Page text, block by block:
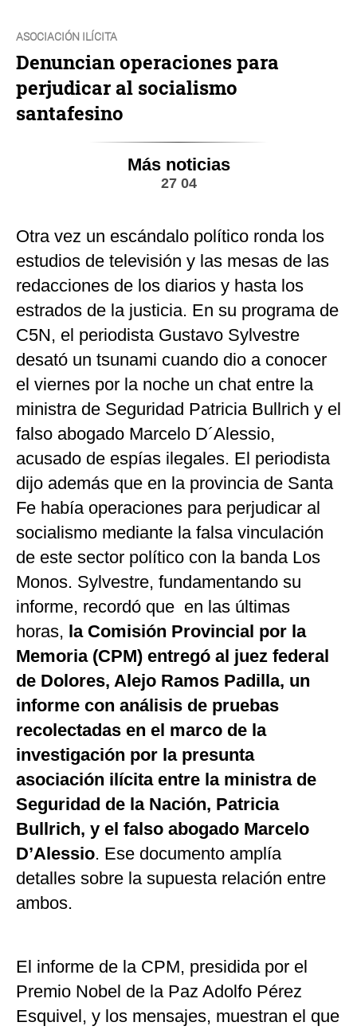
ASOCIACIÓN ILÍCITA
Denuncian operaciones para
perjudicar al socialismo
santafesino
Más noticias
27 04
Otra vez un escándalo político ronda los
estudios de televisión y las mesas de las
redacciones de los diarios y hasta los
estrados de la justicia. En su programa de
C5N, el periodista Gustavo Sylvestre
desató un tsunami cuando dio a conocer
el viernes por la noche un chat entre la
ministra de Seguridad Patricia Bullrich y el
falso abogado Marcelo D´Alessio,
acusado de espías ilegales. El periodista
dijo además que en la provincia de Santa
Fe había operaciones para perjudicar al
socialismo mediante la falsa vinculación
de este sector político con la banda Los
Monos. Sylvestre, fundamentando su
informe, recordó que en las últimas
horas, la Comisión Provincial por la
Memoria (CPM) entregó al juez federal
de Dolores, Alejo Ramos Padilla, un
informe con análisis de pruebas
recolectadas en el marco de la
investigación por la presunta
asociación ilícita entre la ministra de
Seguridad de la Nación, Patricia
Bullrich, y el falso abogado Marcelo
D’Alessio. Ese documento amplía
detalles sobre la supuesta relación entre
ambos.
El informe de la CPM, presidida por el
Premio Nobel de la Paz Adolfo Pérez
Esquivel, y los mensajes, muestran el que